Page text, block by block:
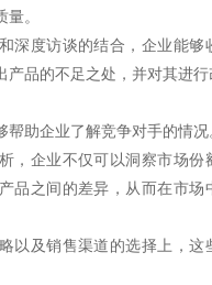
。
深度访谈的结合，企业能够
产品的不足之处，并对其进行
助企业了解竞争对手的情况
，企业不仅可以洞察市场份
品之间的差异，从而在市场
以及销售渠道的选择上，这